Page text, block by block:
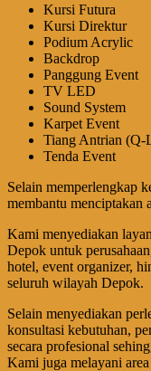
Kursi Futura
Kursi Direktur
Podium Acrylic
Backdrop
Panggung Event
TV LED
Sound System
Karpet Event
Tiang Antrian (Q-
Tenda Event
Selain memperlengkap
membantu menciptakan
Kami menyediakan
Depok untuk
hotel, event organizer,
seluruh wilayah Depok.
Selain menyediakan
konsultasi kebutuhan,
secara profesional
Kami juga melayani